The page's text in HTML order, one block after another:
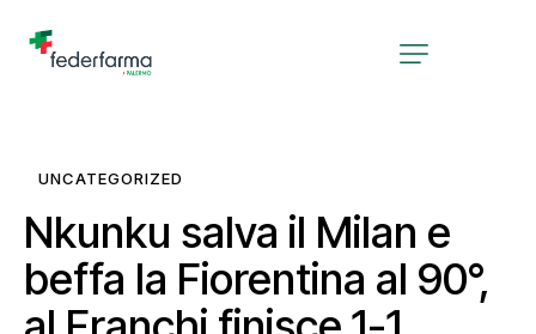
UNCATEGORIZED
Nkunku salva il Milan e
beffa la Fiorentina al 90°,